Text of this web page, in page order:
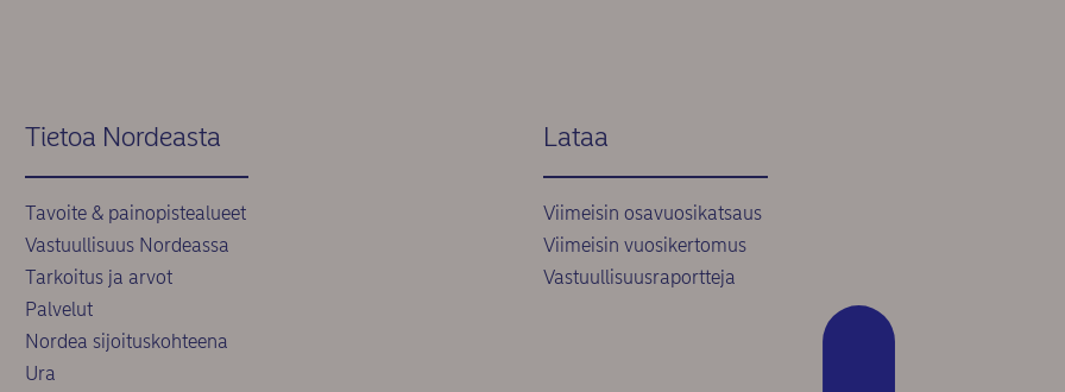
Tietoa Nordeasta
Tavoite & painopistealueet
Vastuullisuus Nordeassa
Tarkoitus ja arvot
Palvelut
Nordea sijoituskohteena
Ura
Lataa
Viimeisin osavuosikatsaus
Viimeisin vuosikertomus
Vastuullisuusraportteja